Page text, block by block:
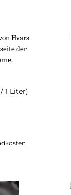
Hvars
der
1 Liter)